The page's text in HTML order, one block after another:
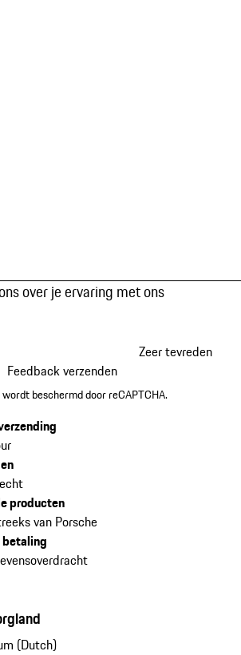
over je ervaring met ons
Zeer tevreden
Feedback verzenden
beschermd door reCAPTCHA.
producten
van Porsche
(Dutch)